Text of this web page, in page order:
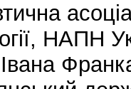
НАПН
Івана